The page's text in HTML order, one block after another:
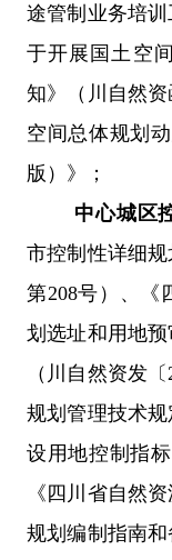
途管制业务培
于开展国土空
知》（川自然资
空间总体规划
版）》；
中心城区
市控制性详细
第208号）、《
划选址和用地预
（川自然资发〔
规划管理技术规
设用地控制指
《四川省自然
规划编制指南